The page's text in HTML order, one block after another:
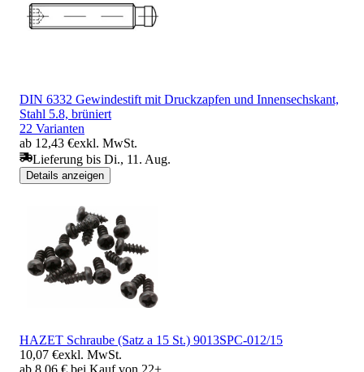
DIN 6332 Gewindestift mit Druckzapfen und Innensechskant,
Stahl 5.8, brüniert
22 Varianten
ab 12,43 €exkl. MwSt.
Lieferung bis Di., 11. Aug.
Details anzeigen
HAZET Schraube (Satz a 15 St.) 9013SPC-012/15
10,07 €exkl. MwSt.
ab 8,06 € bei Kauf von 22+